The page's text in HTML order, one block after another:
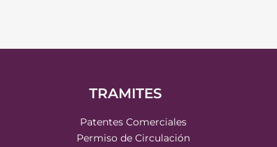
TRAMITES
Patentes Comerciales
Permiso de Circulación